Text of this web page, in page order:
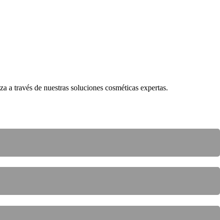
través de nuestras soluciones cosméticas expertas.